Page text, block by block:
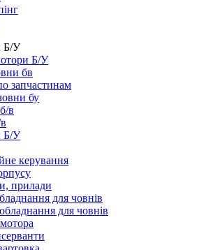
Б/У
Б/У
бв
запчастинам
бу
в
Б/У
керування
прилади
для човнів
для човнів